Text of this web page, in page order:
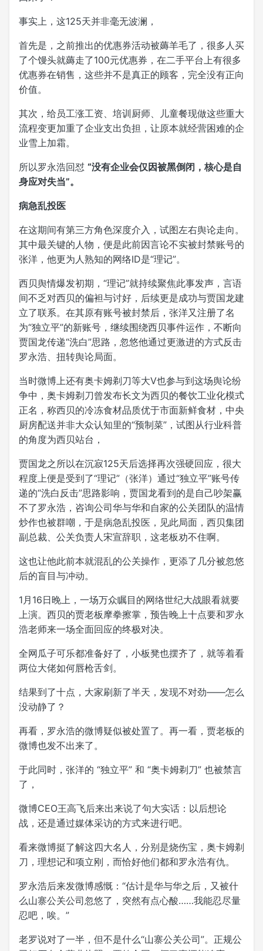
事实上，这125天并非毫无波澜，
首先是，之前推出的优惠券活动被薅羊毛了，很多人买
了个馒头就薅走了100元优惠券，在二手平台上有很多
优惠券在销售，这些并不是真正的顾客，完全没有正向
价值。
其次，给员工涨工资、培训厨师、儿童餐现做这些重大
流程变更加重了企业支出负担，让原本就经营困难的企
业雪上加霜。
所以罗永浩回怼 “没有企业会仅因被黑倒闭，核心是自
身应对失当”。
病急乱投医
在这期间有第三方角色深度介入，试图左右舆论走向。
其中最关键的人物，便是此前因言论不实被封禁账号的
张洋，他更为人熟知的网络ID是“理记”。
西贝舆情爆发初期，“理记”就持续聚焦此事发声，言语
间不乏对西贝的偏袒与讨好，后续更是成功与贾国龙建
立了联系。在其原有账号被封禁后，张洋又注册了名
为“独立平”的新账号，继续围绕西贝事件运作，不断向
贾国龙传递“洗白”思路，忽悠他通过更激进的方式反击
罗永浩、扭转舆论局面。
当时微博上还有奥卡姆剃刀等大V也参与到这场舆论纷
争中，奥卡姆剃刀曾发布长文为西贝的餐饮工业化模式
正名，称西贝的冷冻食材品质优于市面新鲜食材，中央
厨房配送并非大众认知里的“预制菜”，试图从行业科普
的角度为西贝站台，
贾国龙之所以在沉寂125天后选择再次强硬回应，很大
程度上便是受到了“理记”（张洋）通过“独立平”账号传
递的“洗白反击”思路影响，贾国龙看到的是自己吵架赢
不了罗永浩，咨询公司华与华和自家的公关团队的温情
炒作也被群嘲，于是病急乱投医，见此局面，西贝集团
副总裁、公关负责人宋宣辞职，这老板劝不住啊。
这也让他此前本就混乱的公关操作，更添了几分被忽悠
后的盲目与冲动。
1月16日晚上，一场万众瞩目的网络世纪大战眼看就要
上演。西贝的贾老板摩拳擦掌，预告晚上十点要和罗永
浩老师来一场全面回应的终极对决。
全网瓜子可乐都准备好了，小板凳也摆齐了，就等着看
两位大佬如何唇枪舌剑。
结果到了十点，大家刷新了半天，发现不对劲——怎么
没动静了？
再看，罗永浩的微博疑似被处置了。再一看，贾老板的
微博也发不出来了。
于此同时，张洋的 “独立平” 和 “奥卡姆剃刀” 也被禁言
了，
微博CEO王高飞后来出来说了句大实话：以后想论
战，还是通过媒体采访的方式来进行吧。
看来微博挺了解这四大名人，分别是烧伤宝，奥卡姆剃
刀，理想记和项立刚，而恰好他们都和罗永浩有仇。
罗永浩后来发微博感慨：“估计是华与华之后，又被什
么山寨公关公司忽悠了，突然有点心酸……我能忍尽量
忍吧，唉。”
老罗说对了一半，但不是什么“山寨公关公司”。正规公